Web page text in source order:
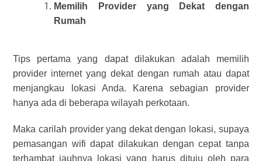
Memilih Provider yang Dekat dengan
Rumah
Tips pertama yang dapat dilakukan adalah memilih
provider internet yang dekat dengan rumah atau dapat
menjangkau lokasi Anda. Karena sebagian provider
hanya ada di beberapa wilayah perkotaan.
Maka carilah provider yang dekat dengan lokasi, supaya
pemasangan wifi dapat dilakukan dengan cepat tanpa
terhambat jauhnya lokasi yang harus dituju oleh para